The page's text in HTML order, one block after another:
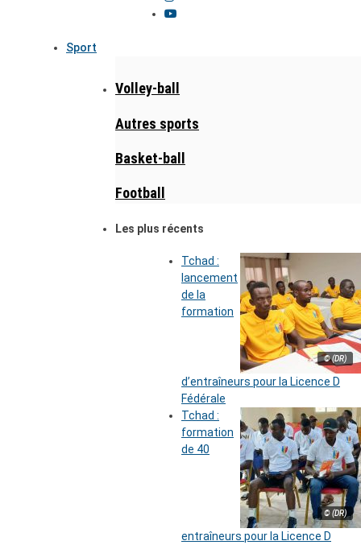
Sport
Volley-ball
Autres sports
Basket-ball
Football
Les plus récents
© (DR)
Tchad :
lancement
de la
formation
d’entraîneurs pour la Licence D
Fédérale
© (DR)
Tchad :
formation
de 40
entraîneurs pour la Licence D